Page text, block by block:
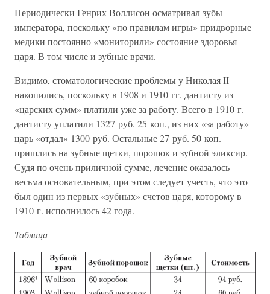
Периодически Генрих Воллисон осматривал зубы
императора, поскольку «по правилам игры» придворные
медики постоянно «мониторили» состояние здоровья
царя. В том числе и зубные врачи.
Видимо, стоматологические проблемы у Николая II
накопились, поскольку в 1908 и 1910 гг. дантисту из
«царских сумм» платили уже за работу. Всего в 1910 г.
дантисту уплатили 1327 руб. 25 коп., из них «за работу»
царь «отдал» 1300 руб. Остальные 27 руб. 50 коп.
пришлись на зубные щетки, порошок и зубной эликсир.
Судя по очень приличной сумме, лечение оказалось
весьма основательным, при этом следует учесть, что это
был один из первых «зубных» счетов царя, которому в
1910 г. исполнилось 42 года.
Таблица